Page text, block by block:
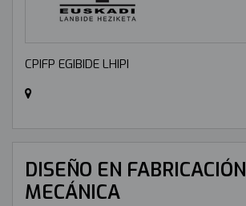
CPIFP EGIBIDE LHIPI
DISEÑO EN FABRICACIÓN
MECÁNICA